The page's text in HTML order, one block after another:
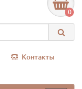
0
Контакты